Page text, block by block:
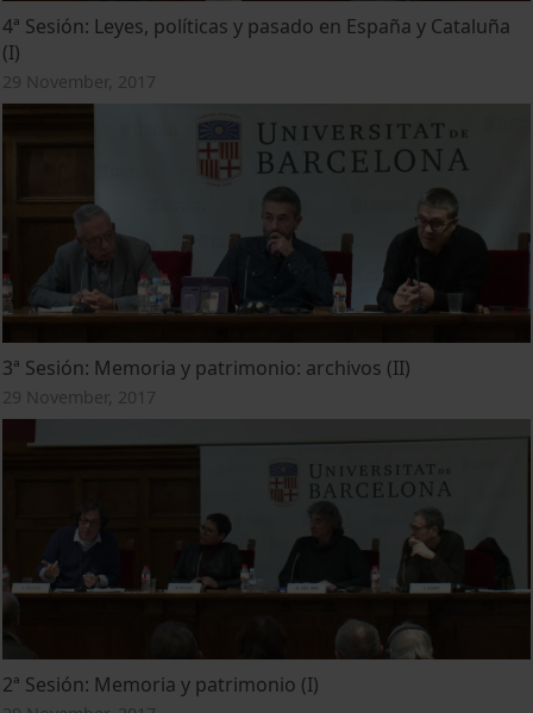
4ª Sesión: Leyes, políticas y pasado en España y Cataluña
(I)
29 November, 2017
3ª Sesión: Memoria y patrimonio: archivos (II)
29 November, 2017
2ª Sesión: Memoria y patrimonio (I)